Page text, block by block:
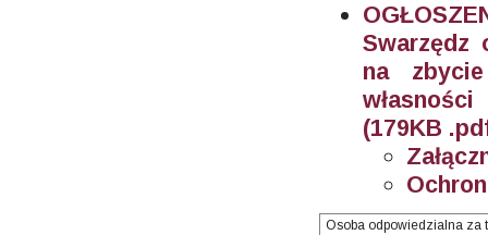
Swarzędz
na
(179KB
Osoba odpowiedzialna za